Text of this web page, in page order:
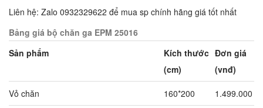
Liên hệ: Zalo 0932329622 để mua sp chính hãng giá tốt nhất
Bảng giá bộ chăn ga EPM 25016
Sản phẩm
Kích thước
(cm)
Đơn giá
(vnđ)
Vỏ chăn 160*200 1.499.000